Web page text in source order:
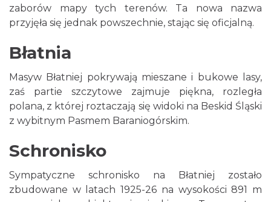
zaborów mapy tych terenów. Ta nowa nazwa
przyjęła się jednak powszechnie, stając się oficjalną.
Błatnia
Masyw Błatniej pokrywają mieszane i bukowe lasy,
zaś partie szczytowe zajmuje piękna, rozległa
polana, z której roztaczają się widoki na Beskid Śląski
z wybitnym Pasmem Baraniogórskim.
Schronisko
Sympatyczne schronisko na Błatniej zostało
zbudowane w latach 1925-26 na wysokości 891 m